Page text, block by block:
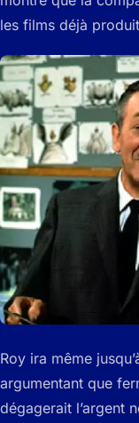
les films déjà
Roy ira même
argumentant que
dégagerait l’argent